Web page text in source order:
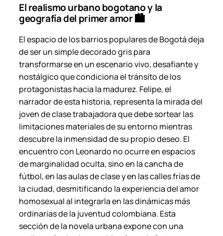
El realismo urbano bogotano y la
geografía del primer amor 🏙️
El espacio de los barrios populares de Bogotá deja
de ser un simple decorado gris para
transformarse en un escenario vivo, desafiante y
nostálgico que condiciona el tránsito de los
protagonistas hacia la madurez. Felipe, el
narrador de esta historia, representa la mirada del
joven de clase trabajadora que debe sortear las
limitaciones materiales de su entorno mientras
descubre la inmensidad de su propio deseo. El
encuentro con Leonardo no ocurre en espacios
de marginalidad oculta, sino en la cancha de
fútbol, en las aulas de clase y en las calles frías de
la ciudad, desmitificando la experiencia del amor
homosexual al integrarla en las dinámicas más
ordinarias de la juventud colombiana. Esta
sección de la novela urbana expone con una